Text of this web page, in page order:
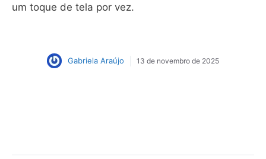
um toque de tela por vez.
Gabriela Araújo 13 de novembro de 2025